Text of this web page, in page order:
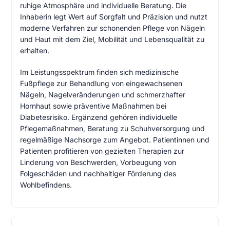
ruhige Atmosphäre und individuelle Beratung. Die
Inhaberin legt Wert auf Sorgfalt und Präzision und nutzt
moderne Verfahren zur schonenden Pflege von Nägeln
und Haut mit dem Ziel, Mobilität und Lebensqualität zu
erhalten.
Im Leistungsspektrum finden sich medizinische
Fußpflege zur Behandlung von eingewachsenen
Nägeln, Nagelveränderungen und schmerzhafter
Hornhaut sowie präventive Maßnahmen bei
Diabetesrisiko. Ergänzend gehören individuelle
Pflegemaßnahmen, Beratung zu Schuhversorgung und
regelmäßige Nachsorge zum Angebot. Patientinnen und
Patienten profitieren von gezielten Therapien zur
Linderung von Beschwerden, Vorbeugung von
Folgeschäden und nachhaltiger Förderung des
Wohlbefindens.